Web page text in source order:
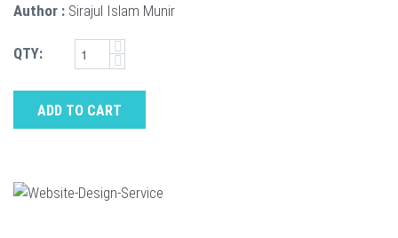
Author : Sirajul Islam Munir
QTY:
ADD TO CART